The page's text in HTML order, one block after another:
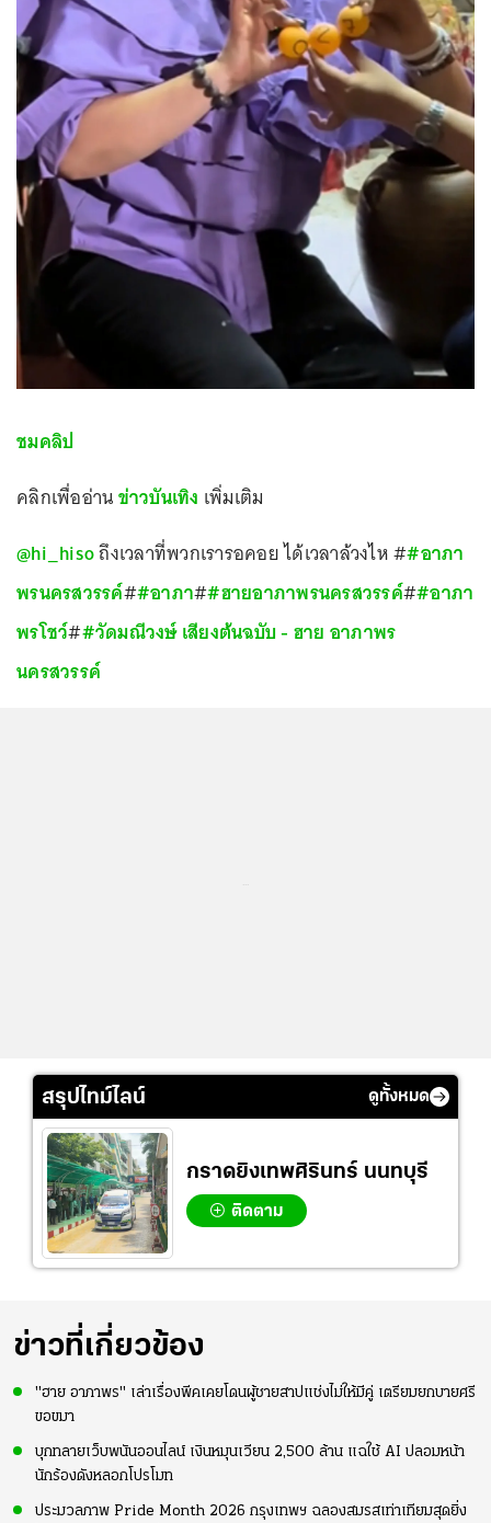
ชมคลิป
คลิกเพื่ออ่านข่าวบันเทิง เพิ่มเติม
@hi_hisoถึงเวลาที่พวกเรารอคอย ได้เวลาล้วงไห ##อาภา
พรนครสวรรค์##อาภา##ฮายอาภาพรนครสวรรค์##อาภา
พรโชว์##วัดมณีวงษ์เสียงต้นฉบับ - ฮาย อาภาพร
นครสวรรค์
สรุปไทม์ไลน์ ดูทั้งหมด
กราดยิงเทพศิรินทร์ นนทบุรี
ติดตาม
ข่าวที่เกี่ยวข้อง
"ฮาย อาภาพร" เล่าเรื่องพีคเคยโดนผู้ชายสาปแช่งไม่ให้มีคู่ เตรียมยกบายศรี
ขอขมา
บุกทลายเว็บพนันออนไลน์ เงินหมุนเวียน 2,500 ล้าน แฉใช้ AI ปลอมหน้า
นักร้องดังหลอกโปรโมท
ประมวลภาพ Pride Month 2026 กรุงเทพฯ ฉลองสมรสเท่าเทียมสุดยิ่ง